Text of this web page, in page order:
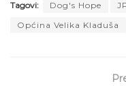
Tagovi: Dog's Hope
Općina Velika Kladuša